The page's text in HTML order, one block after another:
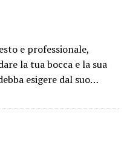
e professionale,
la tua bocca e la sua
esigere dal suo…